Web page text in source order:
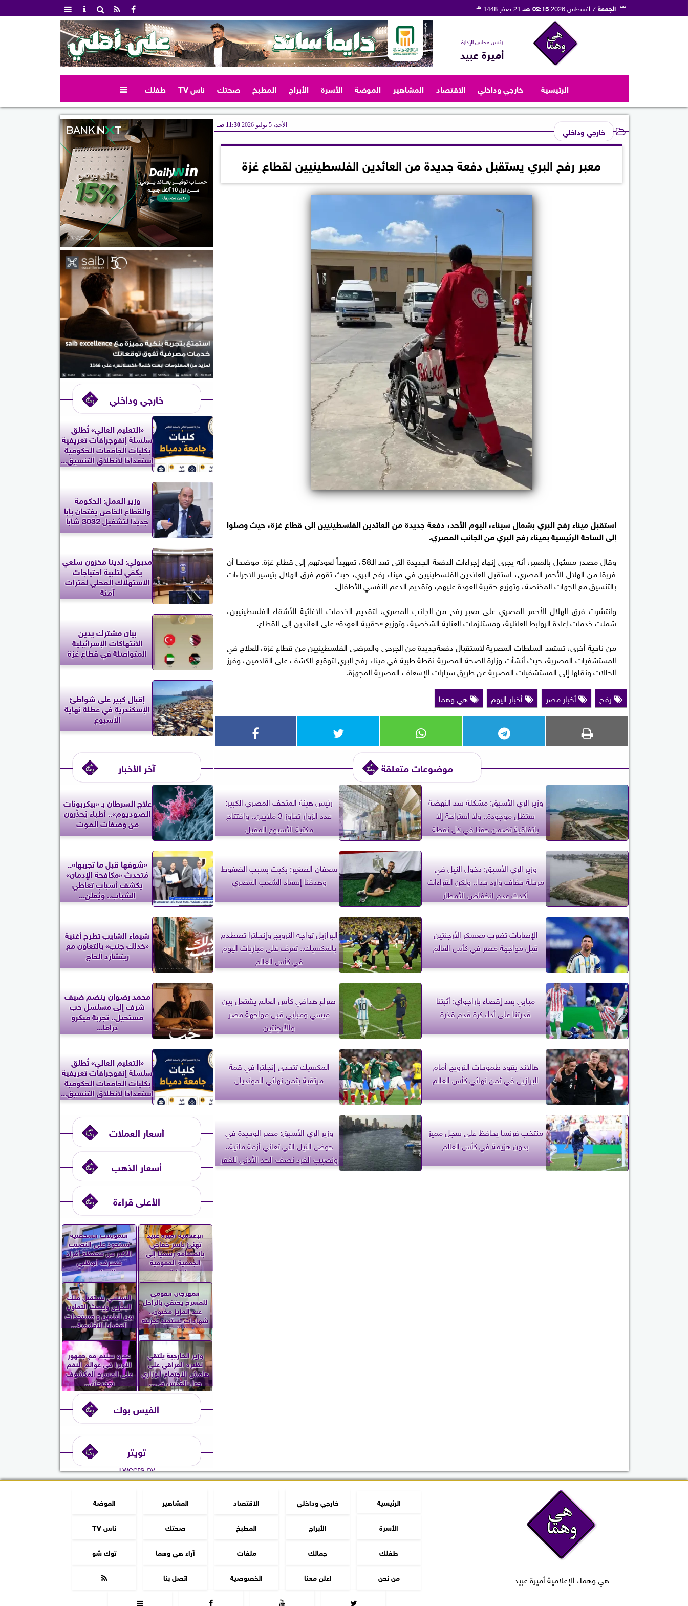
الجمعة7 أغسطس 2026 02:15 صـ 21 صفر 1448 هـ
رئيس مجلس الإدارة
أميرة عبيد
الرئيسية خارجي وداخلي الاقتصاد المشاهير الموضة الأسرة الأبراج المطبخ صحتك ناس TV طفلك 
خارجي وداخلي الأحد، 5 يوليو 2026 11:30 صـ
معبر رفح البري يستقبل دفعة جديدة من العائدين الفلسطينيين لقطاع غزة
استقبل ميناء رفح البري بشمال سيناء، اليوم الأحد، دفعة جديدة من العائدين الفلسطينيين إلى قطاع غزة، حيث وصلوا
إلى الساحة الرئيسية بميناء رفح البري من الجانب المصري.
وقال مصدر مسئول بالمعبر، أنه يجرى إنهاء إجراءات الدفعة الجديدة التى تعد الـ58، تمهيداً لعودتهم إلى قطاع غزة. موضحا أن
فريقا من الهلال الأحمر المصري، استقبل العائدين الفلسطينيين في ميناء رفح البري، حيث تقوم فرق الهلال بتيسير الإجراءات
بالتنسيق مع الجهات المختصة، وتوزيع حقيبة العودة عليهم، وتقديم الدعم النفسي للأطفال.
وانتشرت فرق الهلال الأحمر المصري على معبر رفح من الجانب المصري، لتقديم الخدمات الإغاثية للأشقاء الفلسطينيين،
شملت خدمات إعادة الروابط العائلية، ومستلزمات العناية الشخصية، وتوزيع «حقيبة العودة» على العائدين إلى القطاع.
من ناحية أخرى، تستعد السلطات المصرية لاستقبال دفعةجديدة من الجرحى والمرضى الفلسطينيين من قطاع غزة، للعلاج في
المستشفيات المصرية، حيث أنشأت وزارة الصحة المصرية نقطة طبية في ميناء رفح البري لتوقيع الكشف على القادمين، وفرز
الحالات ونقلها إلى المستشفيات المصرية عن طريق سيارات الإسعاف المصرية المجهزة.
رفح
أخبار مصر أخبار اليوم هي وهما
موضوعات متعلقة
وزير الري الأسبق: مشكلة سد النهضة
ستظل موجودة.. ولا استراحة إلا
باتفاقية تضمن حقنا في كل نقطة
رئيس هيئة المتحف المصري الكبير:
عدد الزوار تجاوز 3 ملايين.. وافتتاح
مكتبة الأسبوع المقبل
وزير الري الأسبق: دخول النيل في
مرحلة جفاف وارد جدا.. ولكن القراءات
أكدت عدم انخفاض الأمطار
سعفان الصغير: بكيت بسبب الضغوط
وهدفنا إسعاد الشعب المصري
الإصابات تضرب معسكر الأرجنتين
قبل مواجهة مصر في كأس العالم
البرازيل تواجه النرويج وإنجلترا تصطدم
بالمكسيك.. تعرف على مباريات اليوم
في كأس العالم
مبابي بعد إقصاء باراجواي: أثبتنا
قدرتنا على أداء كرة قدم قذرة
صراع هدافي كأس العالم يشتعل بين
ميسي ومبابي قبل مواجهة مصر
والأرجنتين
هالاند يقود طموحات النرويج أمام
البرازيل في ثمن نهائي كأس العالم
المكسيك تتحدى إنجلترا في قمة
مرتقبة بثمن نهائي المونديال
منتخب فرنسا يحافظ على سجل مميز
بدون هزيمة في كأس العالم
وزير الري الأسبق: مصر الوحيدة في
حوض النيل التي تعاني أزمة مائية..
ونصيب الفرد نصف الحد الأدنى للفقر
خارجي وداخلي
«التعليم العالي» تُطلق
سلسلة إنفوجرافات تعريفية
بكليات الجامعات الحكومية
استعدادًا لانطلاق التنسيق...
وزير العمل: الحكومة
والقطاع الخاص يفتحان بابًا
جديدًا لتشغيل 3032 شابًا
مدبولي: لدينا مخزون سلعي
يكفي لتلبية احتياجات
الاستهلاك المحلي لفترات
آمنة
بيان مشترك يدين
الانتهاكات الإسرائيلية
المتواصلة في قطاع غزة
إقبال كبير على شواطئ
الإسكندرية في عطلة نهاية
الأسبوع
آخر الأخبار
علاج السرطان بـ «بيكربونات
الصوديوم».. أطباء يُحذّرون
من وصفات الموت
«شوفها قبل ما تجربها»..
مُتحدث «مكافحة الإدمان»
يكشف أسباب تعاطي
الشباب.. ويُعلن...
شيماء الشايب تطرح أغنية
«خدلك جنب» بالتعاون مع
ريتشارد الحاج
محمد رضوان ينضم ضيف
شرف إلى مسلسل حب
مستحيل.. تجربة ميكرو
دراما...
«التعليم العالي» تُطلق
سلسلة إنفوجرافات تعريفية
بكليات الجامعات الحكومية
استعدادًا لانطلاق التنسيق...
أسعار العملات
أسعار الذهب
الأعلى قراءة
الإعلامية أميرة عبيد
تهنئ ياسر خفاجي
بانضمامه رسميًا إلى
الجمعية العمومية
لنقابة...
التمويلات الشخصية
تستحوذ على النصيب
الأكبر من محفظة أفراد
مصرف أبوظبي
الإسلامي...
المهرجان القومي
للمسرح يحتفي بالراحل
عبد العزيز مخيون..
شهادات تستعيد تجربته
الرائدة...
السيسي يستقبل ملك
البحرين ويبحث التعاون
بين البلدين و مستجدات
القضايا الإقليمية...
وزير الخارجية يلتقي
نظيره العراقي على
هامش الاجتماع الوزاري
حول القدس في...
عمرو سليم مع جمهور
الأوبرا في عوالم النغم
على المسرح المكشوف
بمهرجان...
الفيس بوك
تويتر
Tweets by
هي وهما، الإعلامية أميرة عبيد
الرئيسية خارجي وداخلي الاقتصاد المشاهير
الموضة
الأسرة
الأبراج المطبخ صحتك
ناس TV
طفلك
جمالك ملفات آراء هي وهما
توك شو
من نحن
اعلن معنا الخصوصية اتصل بنا




